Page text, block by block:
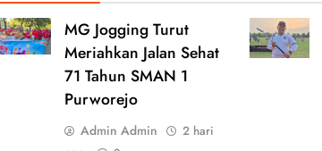
MG Jogging Turut
Meriahkan Jalan Sehat
71 Tahun SMAN 1
Purworejo
Admin Admin
2 hari